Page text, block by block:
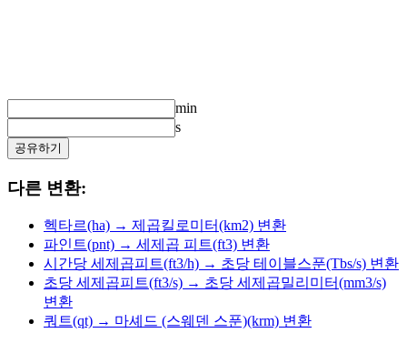
min
s
공유하기
다른 변환:
헥타르(ha) → 제곱킬로미터(km2) 변환
파인트(pnt) → 세제곱 피트(ft3) 변환
시간당 세제곱피트(ft3/h) → 초당 테이블스푼(Tbs/s) 변환
초당 세제곱피트(ft3/s) → 초당 세제곱밀리미터(mm3/s)
변환
쿼트(qt) → 마셰드 (스웨덴 스푼)(krm) 변환